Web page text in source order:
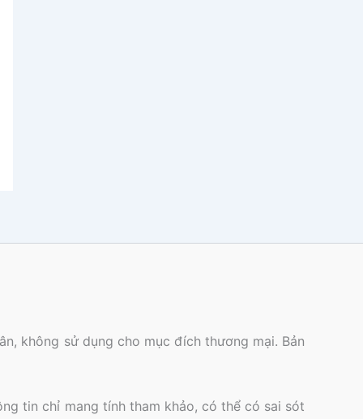
không sử dụng cho mục đích thương mại. Bản
tin chỉ mang tính tham khảo, có thể có sai sót